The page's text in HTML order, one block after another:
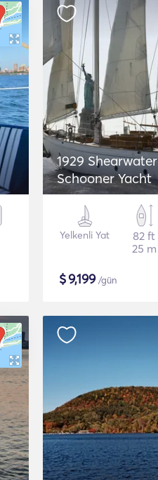
1929
Schooner Yacht
Yelkenli Yat
82 ft
25 m
$9,199/gün